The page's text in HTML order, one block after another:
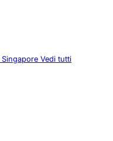
Singapore Vedi tutti